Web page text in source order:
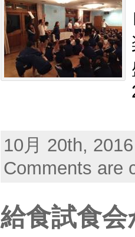
10月 20th,
Comments are
給食試食